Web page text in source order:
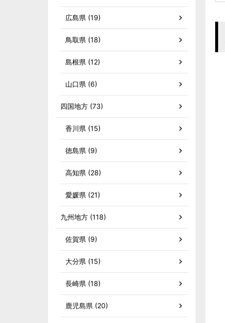
広島県 (19)
鳥取県 (18)
島根県 (12)
山口県 (6)
四国地方 (73)
香川県 (15)
徳島県 (9)
高知県 (28)
愛媛県 (21)
九州地方 (118)
佐賀県 (9)
大分県 (15)
長崎県 (18)
鹿児島県 (20)